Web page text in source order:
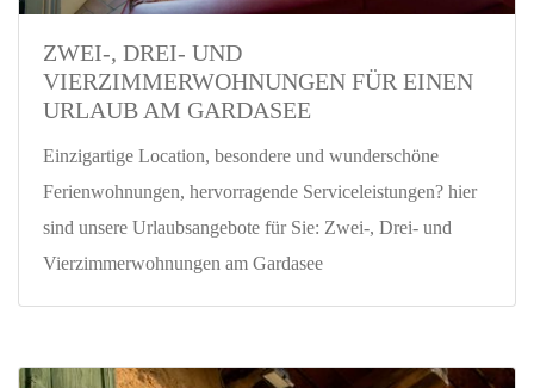
ZWEI-, DREI- UND
VIERZIMMERWOHNUNGEN FÜR EINEN
URLAUB AM GARDASEE
Einzigartige Location, besondere und wunderschöne
Ferienwohnungen, hervorragende Serviceleistungen? hier
sind unsere Urlaubsangebote für Sie: Zwei-, Drei- und
Vierzimmerwohnungen am Gardasee